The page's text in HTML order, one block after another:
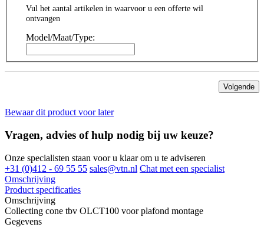
Vul het aantal artikelen in waarvoor u een offerte wil
ontvangen
Model/Maat/Type:
Volgende
Bewaar dit product voor later
Vragen, advies of hulp nodig bij uw keuze?
Onze specialisten staan voor u klaar om u te adviseren
+31 (0)412 - 69 55 55 sales@vtn.nl Chat met een specialist
Omschrijving
Product specificaties
Omschrijving
Collecting cone tbv OLCT100 voor plafond montage
Gegevens